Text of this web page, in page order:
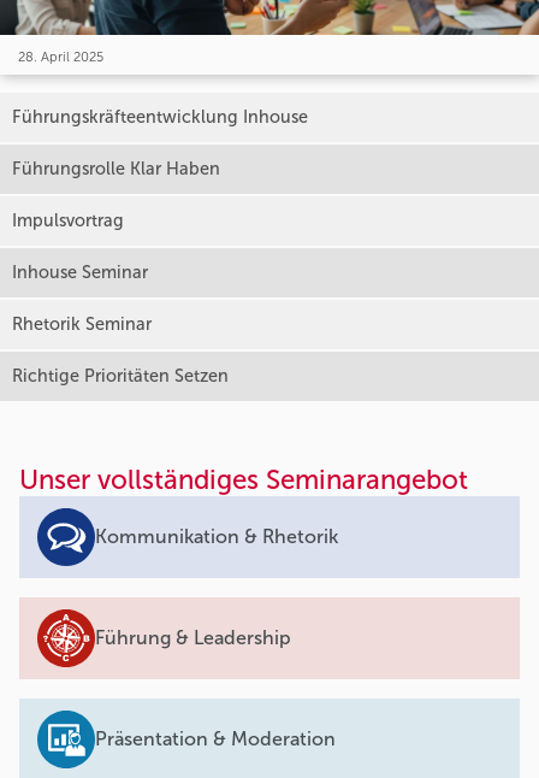
28. April 2025
Führungskräfteentwicklung Inhouse
Führungsrolle Klar Haben
Impulsvortrag
Inhouse Seminar
Rhetorik Seminar
Richtige Prioritäten Setzen
Unser vollständiges Seminarangebot
Kommunikation & Rhetorik
Führung & Leadership
Präsentation & Moderation